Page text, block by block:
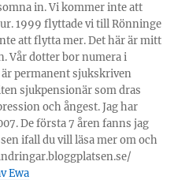
in. Vi kommer inte att
1999 flyttade vi till Rönninge
att flytta mer. Det här är mitt
Vår dotter bor numera i
är permanent sjukskriven
sjukpensionär som dras
och ångest. Jag har
De första 7 åren fanns jag
ifall du vill läsa mer om och
Ewa